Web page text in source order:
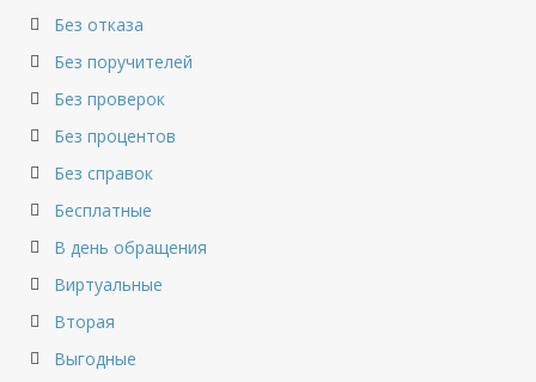
Без отказа
Без поручителей
Без проверок
Без процентов
Без справок
Бесплатные
В день обращения
Виртуальные
Вторая
Выгодные